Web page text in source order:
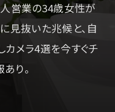
人営業の34歳女性が
見抜いた兆候と、自
メラ4選を今すぐチ
り。